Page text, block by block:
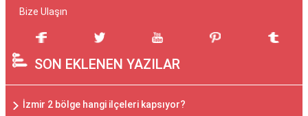
Bize Ulaşın
SON EKLENEN YAZILAR
İzmir 2 bölge hangi ilçeleri kapsıyor?